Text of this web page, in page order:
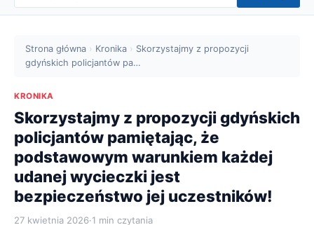
Strona główna › Kronika › Skorzystajmy z propozycji
gdyńskich policjantów pa…
KRONIKA
Skorzystajmy z propozycji gdyńskich
policjantów pamiętając, że
podstawowym warunkiem każdej
udanej wycieczki jest
bezpieczeństwo jej uczestników!
27 kwietnia 2026·1 min czytania